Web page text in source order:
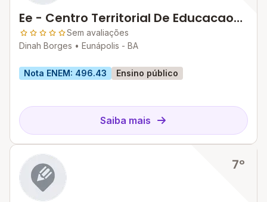
Ee - Centro Territorial De Educacao
Profissional Da Costa Do
Descobrimento
Sem avaliações
Dinah Borges • Eunápolis - BA
Nota ENEM: 496.43 Ensino público
Saiba mais
7º